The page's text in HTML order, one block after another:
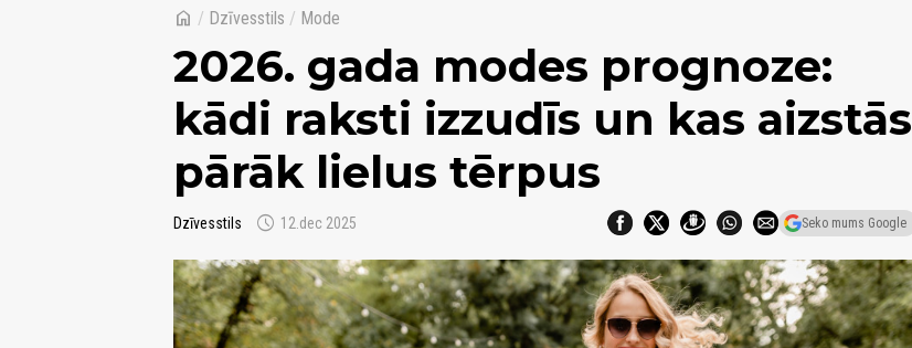
home / Dzīvesstils / Mode
2026. gada modes prognoze:
kādi raksti izzudīs un kas aizstās
pārāk lielus tērpus
Dzīvesstils schedule 12.dec 2025 Seko mums Google